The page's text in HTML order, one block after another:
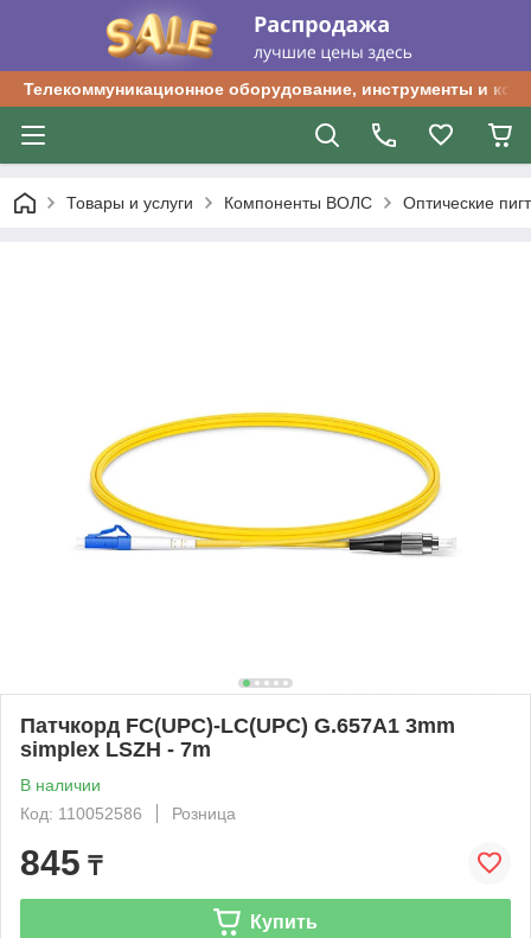
Телекоммуникационное оборудование, инструменты и
Товары и услуги Компоненты ВОЛС Оптические
Патчкорд FC(UPC)-LC(UPC) G.657A1 3mm
simplex LSZH - 7m
В наличии
Код: 110052586
Розница
845 ₸
Купить